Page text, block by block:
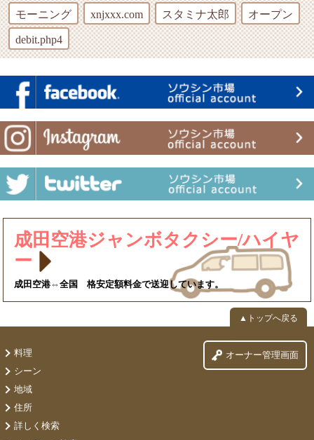
モーニング xnjxxx.com スタミナ太郎 オープン
debit.php4
成田空港ジャンボタクシー/ハイヤ
ー
成田空港⇔全国 格安定額料金で送迎しています。
▲トップへ戻る
料理
シーン
地域
住所
詳しく検索
オーナー管理画面